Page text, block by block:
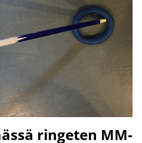
ringeten MM-